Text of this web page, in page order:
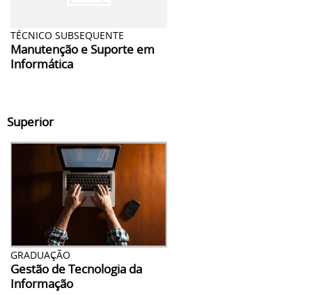
TÉCNICO SUBSEQUENTE
Manutenção e Suporte em
Informática
Superior
GRADUAÇÃO
Gestão de Tecnologia da
Informação